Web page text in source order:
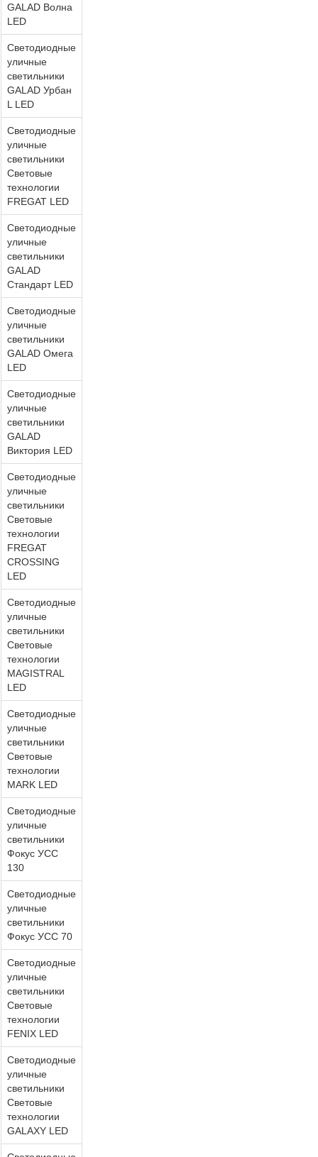
GALAD Волна
LED
Светодиодные
уличные
светильники
GALAD Урбан
L LED
Светодиодные
уличные
светильники
Световые
технологии
FREGAT LED
Светодиодные
уличные
светильники
GALAD
Стандарт LED
Светодиодные
уличные
светильники
GALAD Омега
LED
Светодиодные
уличные
светильники
GALAD
Виктория LED
Светодиодные
уличные
светильники
Световые
технологии
FREGAT
CROSSING
LED
Светодиодные
уличные
светильники
Световые
технологии
MAGISTRAL
LED
Светодиодные
уличные
светильники
Световые
технологии
MARK LED
Светодиодные
уличные
светильники
Фокус УСС
130
Светодиодные
уличные
светильники
Фокус УСС 70
Светодиодные
уличные
светильники
Световые
технологии
FENIX LED
Светодиодные
уличные
светильники
Световые
технологии
GALAXY LED